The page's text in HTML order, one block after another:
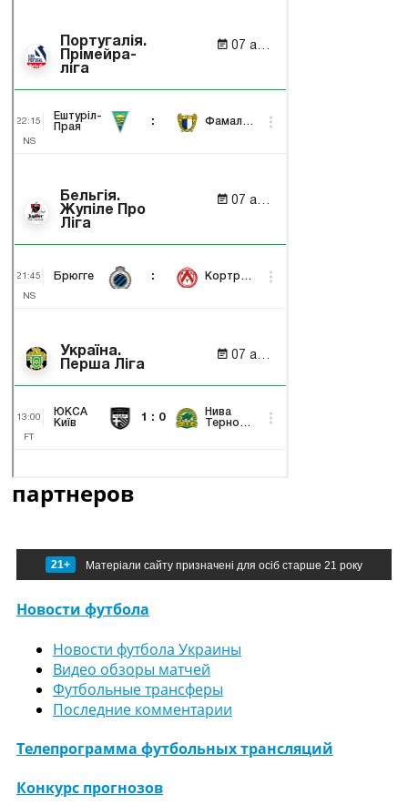
партнеров
21+ Матеріали сайту призначені для осіб старше 21 року
Новости футбола
Новости футбола Украины
Видео обзоры матчей
Футбольные трансферы
Последние комментарии
Телепрограмма футбольных трансляций
Конкурс прогнозов